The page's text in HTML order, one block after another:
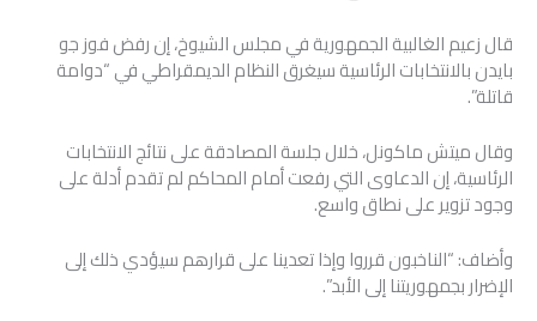
قال زعيم الغالبية الجمهورية في مجلس الشيوخ، إن رفض فوز جو
بايدن بالانتخابات الرئاسية سيغرق النظام الديمقراطي في “دوامة
قاتلة”.
وقال ميتش ماكونل، خلال جلسة المصادقة على نتائج الانتخابات
الرئاسية، إن الدعاوى التي رفعت أمام المحاكم لم تقدم أدلة على
وجود تزوير على نطاق واسع.
وأضاف: “الناخبون قرروا وإذا تعدينا على قرارهم سيؤدي ذلك إلى
الإضرار بجمهوريتنا إلى الأبد”.